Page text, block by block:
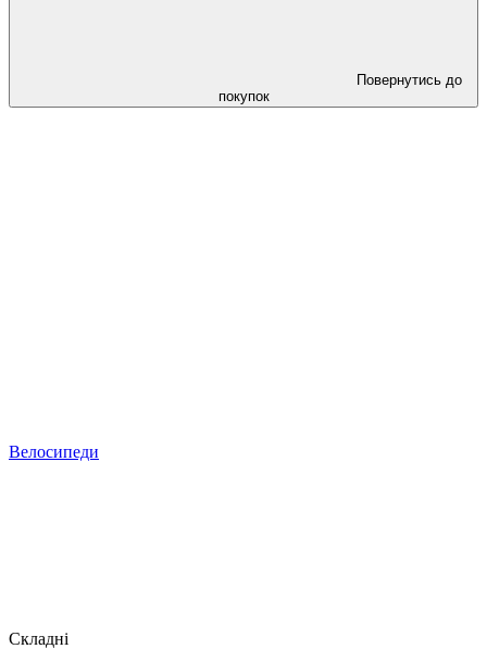
Повернутись до
покупок
Велосипеди
Складні